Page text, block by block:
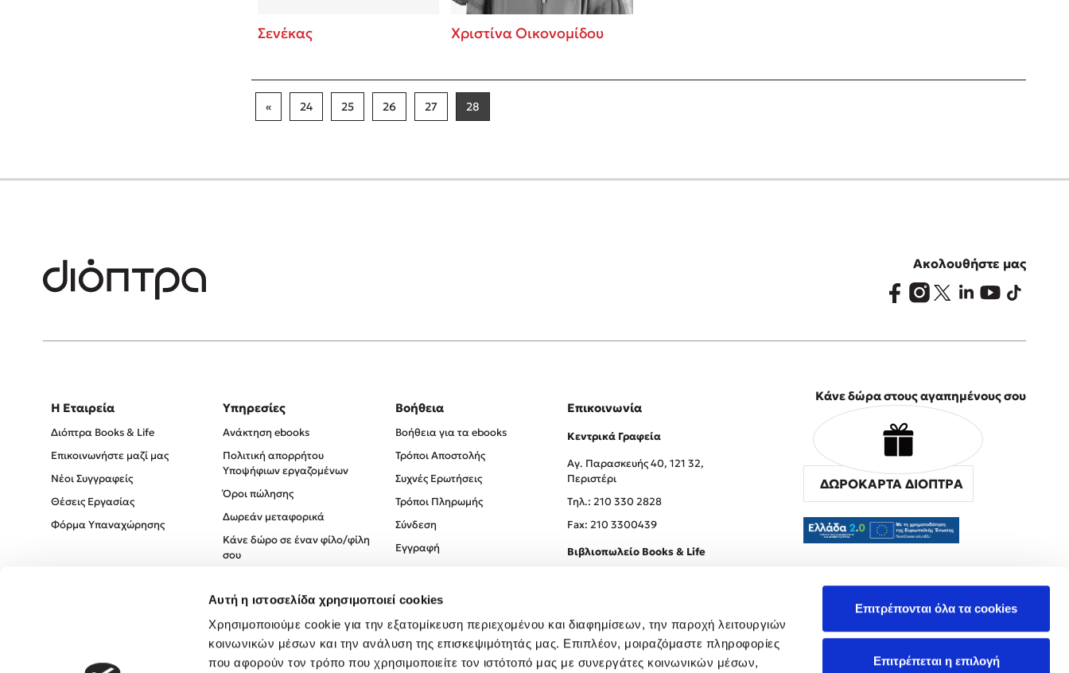
Αυτή η ιστοσελίδα χρησιμοποιεί cookies
Χρησιμοποιούμε cookie για την εξατομίκευση περιεχομένου και διαφημίσεων, την παροχή λειτουργιών
κοινωνικών μέσων και την ανάλυση της επισκεψιμότητάς μας. Επιπλέον, μοιραζόμαστε πληροφορίες
που αφορούν τον τρόπο που χρησιμοποιείτε τον ιστότοπό μας με συνεργάτες κοινωνικών μέσων,
Επιτρέπονται όλα τα cookies
Επιτρέπεται η επιλογή
Σενέκας Χριστίνα Οικονομίδου
« 24 25 26 27 28
Ακολουθήστε μας
Η Εταιρεία
Διόπτρα Books & Life
Επικοινωνήστε μαζί μας
Νέοι Συγγραφείς
Θέσεις Εργασίας
Φόρμα Υπαναχώρησης
Υπηρεσίες
Ανάκτηση ebooks
Πολιτική απορρήτου
Υποψήφιων εργαζομένων
Όροι πώλησης
Δωρεάν μεταφορικά
Κάνε δώρο σε έναν φίλο/φίλη
σου
Πολιτική Απορρήτου
Όροι χρήσης
Βοήθεια
Βοήθεια για τα ebooks
Τρόποι Αποστολής
Συχνές Ερωτήσεις
Τρόποι Πληρωμής
Σύνδεση
Εγγραφή
Επικοινωνία
Κεντρικά Γραφεία
Αγ. Παρασκευής 40, 121 32,
Περιστέρι
Tηλ.: 210 330 2828
Fax: 210 3300439
Βιβλιοπωλείο Books & Life
Κάνε δώρα στους αγαπημένους σου
ΔΩΡΟΚΑΡΤΑ ΔΙΟΠΤΡΑ